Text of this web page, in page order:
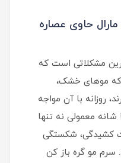
حاوی عصاره
مشکلاتی است که
که موهای خشک،
روزانه با آن مواجه
معمولی نه تنها
کشیدگی، شکستگی
مو گره باز کن